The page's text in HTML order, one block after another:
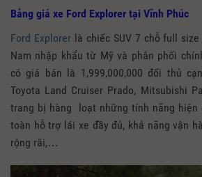
Bảng giá xe Ford Explorer tại Vĩnh Phúc
Ford Explorerlà chiếc SUV 7 chỗ full
Nam nhập khẩu từ Mỹ và phân phối
có giá bán là 1,999,000,000 đối thủ
Toyota Land Cruiser Prado, Mitsubishi
trang bị hàng loạt những tính năng hiện
toàn hỗ trợ lái xe đầy đủ, khả năng vận
rộng rãi,…